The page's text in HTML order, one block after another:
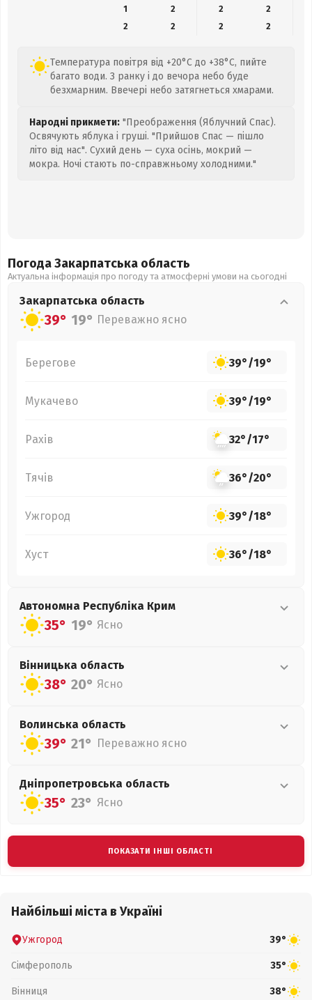
1
2 2
2
2
2 2 2
Температура повітря від +20°C до +38°C, пийте
багато води. З ранку і до вечора небо буде
безхмарним. Ввечері небо затягнеться хмарами.
Народні прикмети: "Преображення (Яблучний Спас).
Освячують яблука і груші. "Прийшов Спас — пішло
літо від нас". Сухий день — суха осінь, мокрий —
мокра. Ночі стають по-справжньому холодними."
Погода Закарпатська область
Актуальна інформація про погоду та атмосферні умови на сьогодні
Закарпатська область
39° 19° Переважно ясно
Берегове 39°/19°
Мукачево 39°/19°
Рахів 32°/17°
Тячів 36°/20°
Ужгород 39°/18°
Хуст 36°/18°
Автономна Республіка Крим
35° 19° Ясно
Вінницька область
38° 20° Ясно
Волинська область
39° 21° Переважно ясно
Дніпропетровська область
35° 23° Ясно
ПОКАЗАТИ ІНШІ ОБЛАСТІ
Найбільші міста в Україні
Ужгород 39°
Сімферополь 35°
Вінниця 38°